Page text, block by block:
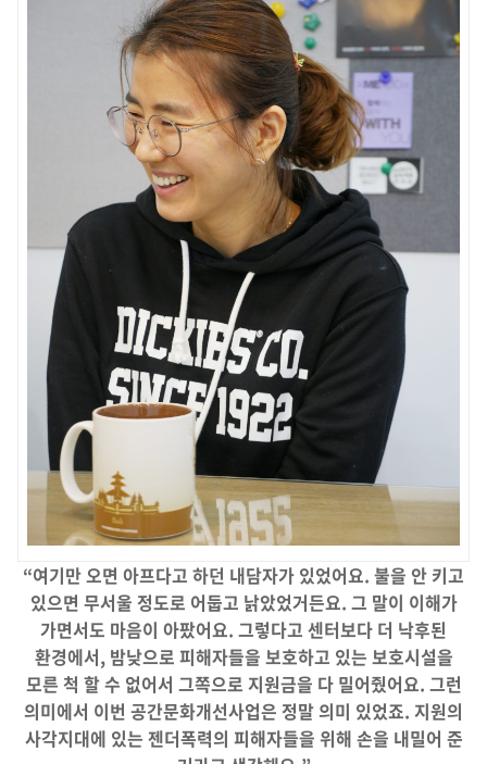
“여기만 오면 아프다고 하던 내담자가 있었어요. 불을 안 키고
있으면 무서울 정도로 어둡고 낡았었거든요. 그 말이 이해가
가면서도 마음이 아팠어요. 그렇다고 센터보다 더 낙후된
환경에서, 밤낮으로 피해자들을 보호하고 있는 보호시설을
모른 척 할 수 없어서 그쪽으로 지원금을 다 밀어줬어요. 그런
의미에서 이번 공간문화개선사업은 정말 의미 있었죠. 지원의
사각지대에 있는 젠더폭력의 피해자들을 위해 손을 내밀어 준